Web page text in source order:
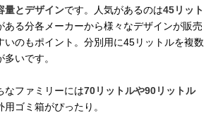
量とデザインです。人気があるのは45リット
ある分各メーカーから様々なデザインが販売
いのもポイント。分別用に45リットルを複数
いです。
なファミリーには70リットルや90リットル
ゴミ箱がぴったり。